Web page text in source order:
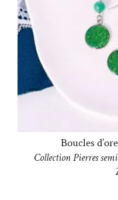
Boucles
CollectionPierres